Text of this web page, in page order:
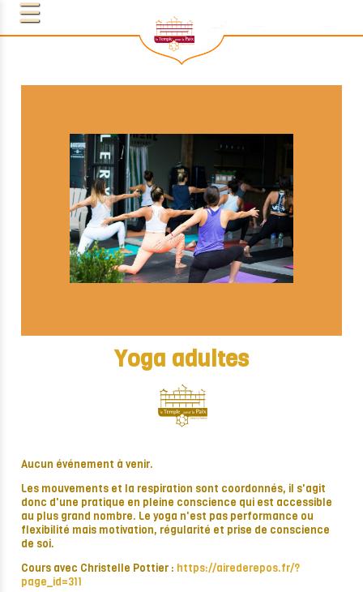
Yoga adultes
Aucun événement à venir.
Les mouvements et la respiration sont coordonnés, il s'agit
donc d'une pratique en pleine conscience qui est accessible
au plus grand nombre. Le yoga n'est pas performance ou
flexibilité mais motivation, régularité et prise de conscience
de soi.
Cours avec Christelle Pottier : https://airederepos.fr/?
page_id=311